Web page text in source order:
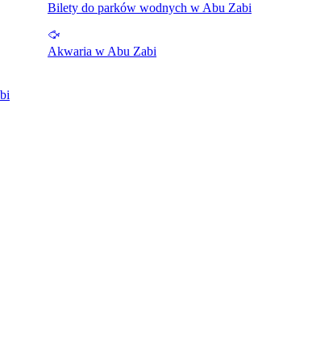
Bilety do parków wodnych w Abu Zabi
Akwaria w Abu Zabi